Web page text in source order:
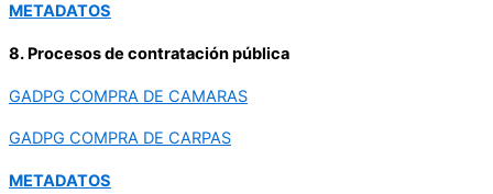
METADATOS
8. Procesos de contratación pública
GADPG COMPRA DE CAMARAS
GADPG COMPRA DE CARPAS
METADATOS